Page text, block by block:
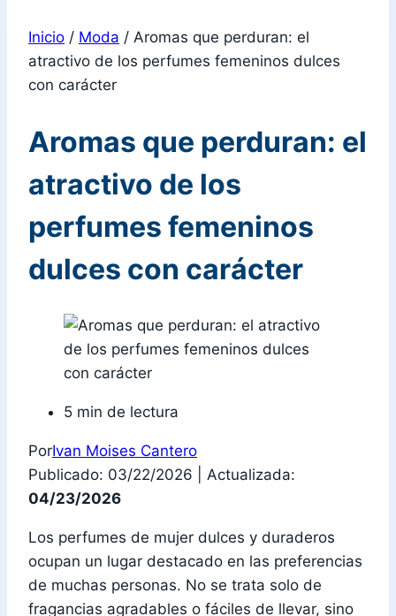
Inicio / Moda / Aromas que perduran: el
atractivo de los perfumes femeninos dulces
con carácter
Aromas que perduran: el
atractivo de los
perfumes femeninos
dulces con carácter
5 min de lectura
PorIvan Moises Cantero
Publicado: 03/22/2026
Actualizada:
04/23/2026
Los perfumes de mujer dulces y duraderos
ocupan un lugar destacado en las preferencias
de muchas personas. No se trata solo de
fragancias agradables o fáciles de llevar, sino